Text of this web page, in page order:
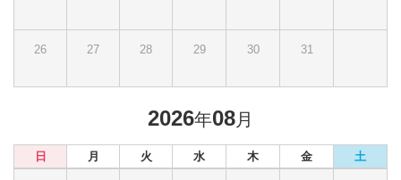
26 27 28 29 30 31
2026年08月
日 月 火 水 木 金 土